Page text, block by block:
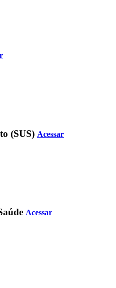
(SUS) Acessar
Acessar